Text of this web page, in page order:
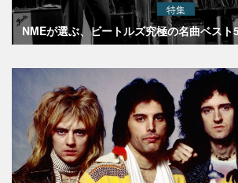
特集
NMEが選ぶ、ビートルズ究極の名曲ベス